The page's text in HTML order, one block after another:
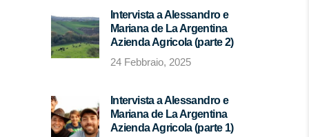
Intervista a Alessandro e
Mariana de La Argentina
Azienda Agricola (parte 2)
24 Febbraio, 2025
Intervista a Alessandro e
Mariana de La Argentina
Azienda Agricola (parte 1)